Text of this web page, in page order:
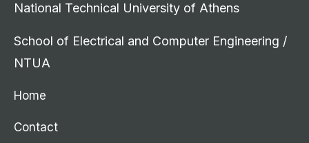
National Technical University of Athens
School of Electrical and Computer Engineering /
NTUA
Home
Contact